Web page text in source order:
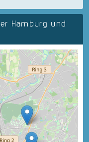
Hamburg und